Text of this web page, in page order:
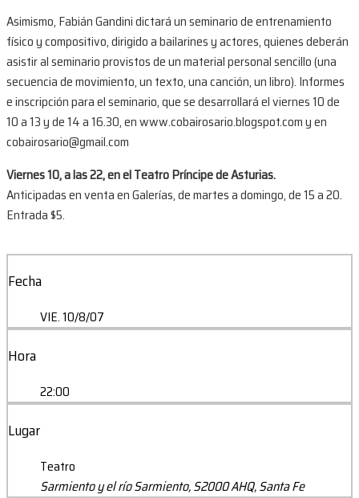
Asimismo, Fabián Gandini dictará un seminario de entrenamiento
físico y compositivo, dirigido a bailarines y actores, quienes deberán
asistir al seminario provistos de un material personal sencillo (una
secuencia de movimiento, un texto, una canción, un libro). Informes
e inscripción para el seminario, que se desarrollará el viernes 10 de
10 a 13 y de 14 a 16.30, en www.cobairosario.blogspot.com y en
cobairosario@gmail.com
Viernes 10, a las 22, en el Teatro Príncipe de Asturias.
Anticipadas en venta en Galerías, de martes a domingo, de 15 a 20.
Entrada $5.
Fecha
VIE. 10/8/07
Hora
22:00
Lugar
Teatro
Sarmiento y el río Sarmiento, S2000 AHQ, Santa Fe